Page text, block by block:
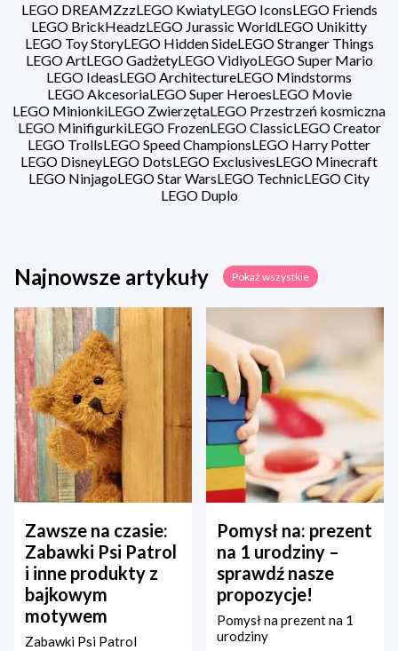
LEGO DREAMZzzLEGO KwiatyLEGO IconsLEGO Friends
LEGO BrickHeadzLEGO Jurassic WorldLEGO Unikitty
LEGO Toy StoryLEGO Hidden SideLEGO Stranger Things
LEGO ArtLEGO GadżetyLEGO VidiyoLEGO Super Mario
LEGO IdeasLEGO ArchitectureLEGO Mindstorms
LEGO AkcesoriaLEGO Super HeroesLEGO Movie
LEGO MinionkiLEGO ZwierzętaLEGO Przestrzeń kosmiczna
LEGO MinifigurkiLEGO FrozenLEGO ClassicLEGO Creator
LEGO TrollsLEGO Speed ChampionsLEGO Harry Potter
LEGO DisneyLEGO DotsLEGO ExclusivesLEGO Minecraft
LEGO NinjagoLEGO Star WarsLEGO TechnicLEGO City
LEGO Duplo
Najnowsze artykuły Pokaż wszystkie
Zawsze na czasie:
Zabawki Psi Patrol
i inne produkty z
bajkowym
motywem
Zabawki Psi Patrol
Pomysł na: prezent
na 1 urodziny –
sprawdź nasze
propozycje!
Pomysł na prezent na 1
urodziny